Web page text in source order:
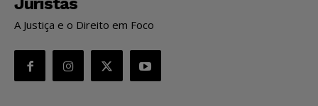
A Justiça e o Direito em Foco